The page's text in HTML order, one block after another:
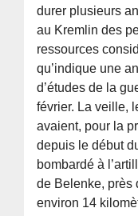
durer plusieurs
au Kremlin des
ressources
qu’indique une
d’études de la
février. La veille,
avaient, pour la
depuis le début
bombardé à
de Belenke, près
environ 14